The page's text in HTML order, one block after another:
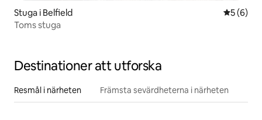
Stuga i Belfield 5 av 5 i
5 (6)
Toms stuga
Destinationer att utforska
Resmål i närheten Främsta sevärdheterna i närheten